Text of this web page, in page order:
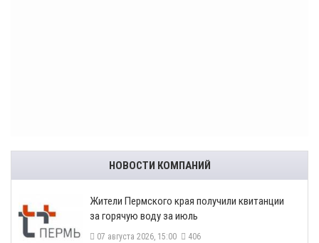
НОВОСТИ КОМПАНИЙ
​Жители Пермского края получили квитанции
за горячую воду за июль
07 августа 2026, 15:00 406